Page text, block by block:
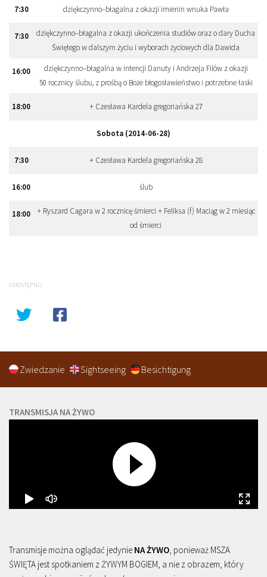
7:30 dziękczynno–błagalna z okazji imienin wnuka Pawła
7:30
dziękczynno–błagalna z okazji ukończenia studiów oraz o dary Ducha
Świętego w dalszym życiu i wyborach życiowych dla Dawida
16:00
dziękczynno–błagalna w intencji Danuty i Andrzeja Filów z okazji
50 rocznicy ślubu, z prośbą o Boże błogosławieństwo i potrzebne łaski
18:00 + Czesława Kardela gregoriańska 27
Sobota (2014-06-28)
7:30 + Czesława Kardela gregoriańska 28
16:00 ślub
18:00
+ Ryszard Cagara w 2 rocznicę śmierci + Feliksa (f) Maciąg w 2 miesiąc
od śmierci
UDOSTĘPNIJ
Zwiedzanie Sightseeing Besichtigung
TRANSMISJA NA ŻYWO
Transmisje można oglądać jedynie NA ŻYWO , ponieważ MSZA
ŚWIĘTA jest spotkaniem z ŻYWYM BOGIEM, a nie z obrazem, który